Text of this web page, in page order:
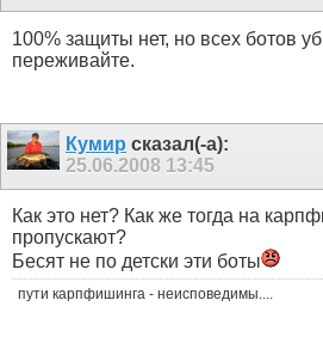
100% защиты нет, но всех ботов
переживайте.
Кумир сказал(-а):
25.06.2008 13:45
Как это нет? Как же тогда на
пропускают?
Бесят не по детски эти боты
пути карпфишинга - неисповедимы....